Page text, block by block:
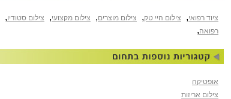
ציוד רפואי, צילום היי טק, צילום מוצרים, צילום מקצועי, צילום סטודיו,
רפואה,
אופטיקה
צילום אריזות